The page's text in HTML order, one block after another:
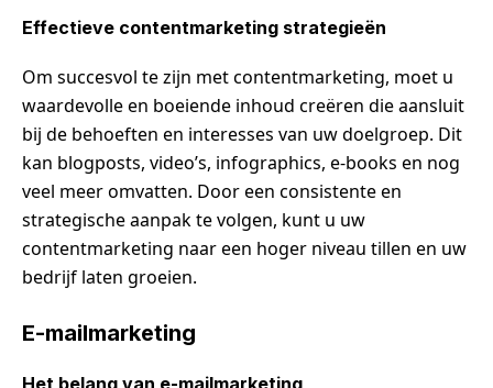
Effectieve contentmarketing strategieën
Om succesvol te zijn met contentmarketing, moet u
waardevolle en boeiende inhoud creëren die aansluit
bij de behoeften en interesses van uw doelgroep. Dit
kan blogposts, video’s, infographics, e-books en nog
veel meer omvatten. Door een consistente en
strategische aanpak te volgen, kunt u uw
contentmarketing naar een hoger niveau tillen en uw
bedrijf laten groeien.
E-mailmarketing
Het belang van e-mailmarketing